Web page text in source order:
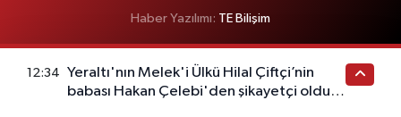
Haber Yazılımı: TE Bilişim
12:34
Yeraltı'nın Melek'i Ülkü Hilal Çiftçi’nin
babası Hakan Çelebi'den şikayetçi oldu!